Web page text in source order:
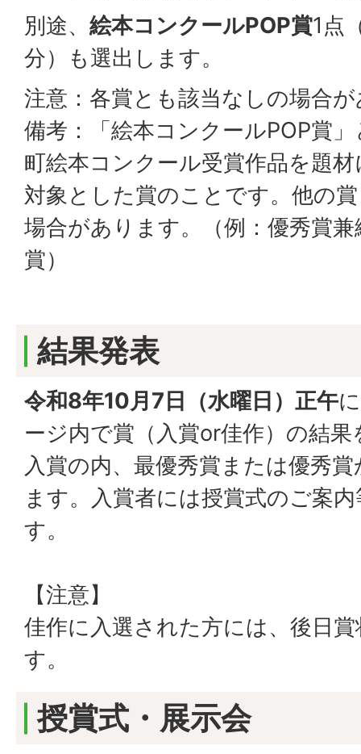
別途、 絵本コンクールPOP賞1点
分）も選出します。
注意：各賞とも該当なしの場合
備考：「絵本コンクールPOP賞
町絵本コンクール受賞作品を題
対象とした賞のことです。他の
場合があります。（例：優秀賞
賞）
結果発表
令和8年10月7日（水曜日）正午
ージ内で賞（入賞or佳作）の結
入賞の内、最優秀賞または優秀
ます。入賞者には授賞式のご案
す。
【注意】
佳作に入選された方には、後日
す。
授賞式・展示会